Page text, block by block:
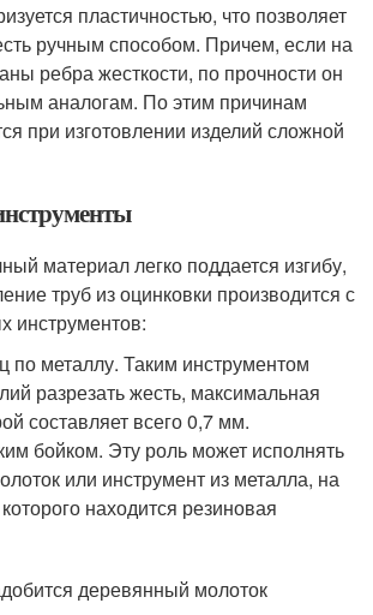
пластичностью, что позволяет
ручным способом. Причем, если на
ребра жесткости, по прочности он
аналогам. По этим причинам
при изготовлении изделий сложной
материал легко поддается изгибу,
труб из оцинковки производится с
инструментов:
по металлу. Таким инструментом
разрезать жесть, максимальная
составляет всего 0,7 мм.
бойком. Эту роль может исполнять
или инструмент из металла, на
находится резиновая
деревянный молоток